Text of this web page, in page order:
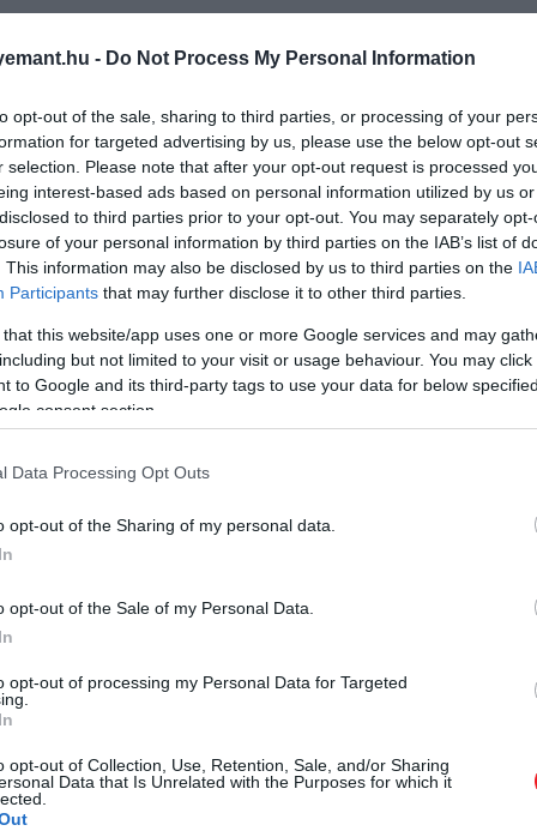
- Do Not Process My Personal Information
opt-out of the sale, sharing to third parties, or processing of your
for targeted advertising by us, please use the below opt-out
selection. Please note that after your opt-out request is processed
interest-based ads based on personal information utilized by us
to third parties prior to your opt-out. You may separately
of your personal information by third parties on the IAB’s list of
This information may also be disclosed by us to third parties on the
Participants that may further disclose it to other third parties.
this website/app uses one or more Google services and may
but not limited to your visit or usage behaviour. You may
to Google and its third-party tags to use your data for below
consent section.
Data Processing Opt Outs
opt-out of the Sharing of my personal data.
opt-out of the Sale of my Personal Data.
opt-out of processing my Personal Data for Targeted
opt-out of Collection, Use, Retention, Sale, and/or Sharing
Data that Is Unrelated with the Purposes for which it
az egyik legelső előfutára a
foglalkozó filmeknek. Az
futurisztikus park története remek
alapanyagnak tűnt egy nagyobb ívű
sorozata volt, mégis